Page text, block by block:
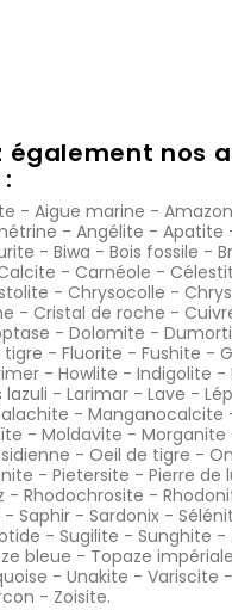
également nos
- Aigue marine -
- Angélite - Apatite
- Biwa - Bois fossile -
- Carnéole -
- Chrysocolle -
- Cristal de roche -
- Dolomite -
tigre - Fluorite - Fushite -
- Howlite - Indigolite -
lazuli - Larimar - Lave -
- Manganocalcite
- Moldavite - Morganite
- Oeil de tigre -
- Pietersite - Pierre de
- Rhodochrosite -
- Saphir - Sardonix -
- Sugilite - Sunghite -
bleue - Topaze impériale
- Unakite - Variscite -
- Zoisite.